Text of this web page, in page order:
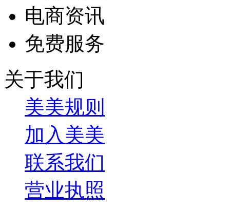
电商资讯
免费服务
关于我们
美美规则
加入美美
联系我们
营业执照